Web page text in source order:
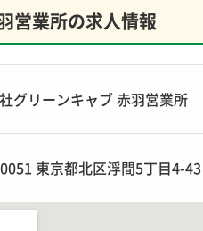
営業所の求人情報
グリーンキャブ 赤羽営業所
東京都北区浮間5丁目4-43